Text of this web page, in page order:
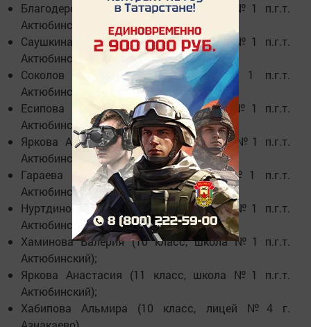
Благодерова Злата (8 класс, школа №1 п.г.т.
Актюбинский);
Саушкина Камилла (8 класс, школа №1 п.г.т.
Актюбинский);
Соколов Антон (8 класс, школа №1 п.г.т.
Актюбинский);
Есипова Елизавета (9 класс, школа №1 п.г.т.
Актюбинский);
Яркова Александра (10 класс, школа №1 п.г.т.
Актюбинский);
Гараева Айзиля (10 класс, школа №1 п.г.т.
Актюбинский);
Нуртдинова Зухра (10 класс, школа №1 п.г.т.
Актюбинский);
Хаминова Валерия (10 класс, школа №1 п.г.т.
Актюбинский);
Яркова Анастасия (11 класс, школа №1 п.г.т.
Актюбинский);
Хабипова Альмира (10 класс, лицей №4 г.